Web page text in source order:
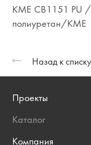
KME CB1151 PU
полиуретан/KME
Назад к списку
Проекты
Каталог
Компания